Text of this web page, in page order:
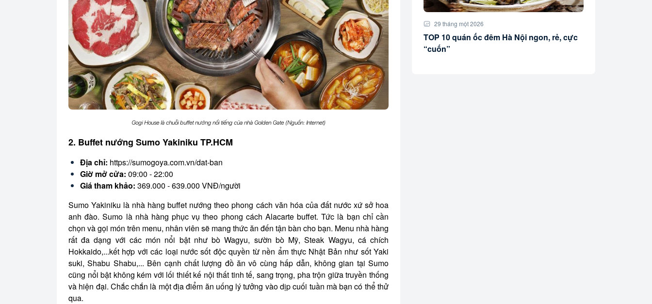
Gogi House là chuỗi buffet nướng nổi tiếng của nhà Golden Gate (Nguồn: Internet)
2. Buffet nướng Sumo Yakiniku TP.HCM
Địa chỉ: https://sumogoya.com.vn/dat-ban
Giờ mở cửa: 09:00 - 22:00
Giá tham khảo: 369.000 - 639.000 VNĐ/người
Sumo Yakiniku là nhà hàng buffet nướng theo phong cách văn hóa của đất nước xứ sở hoa
anh đào. Sumo là nhà hàng phục vụ theo phong cách Alacarte buffet. Tức là bạn chỉ cần
chọn và gọi món trên menu, nhân viên sẽ mang thức ăn đến tận bàn cho bạn. Menu nhà hàng
rất đa dạng với các món nổi bật như bò Wagyu, sườn bò Mỹ, Steak Wagyu, cá chích
Hokkaido,...kết hợp với các loại nước sốt độc quyền từ nền ẩm thực Nhật Bản như sốt Yaki
suki, Shabu Shabu,... Bên cạnh chất lượng đồ ăn vô cùng hấp dẫn, không gian tại Sumo
cũng nổi bật không kém với lối thiết kế nội thất tinh tế, sang trọng, pha trộn giữa truyền thống
và hiện đại. Chắc chắn là một địa điểm ăn uống lý tưởng vào dịp cuối tuần mà bạn có thể thử
qua.
29 tháng một 2026
TOP 10 quán ốc đêm Hà Nội ngon, rẻ, cực
“cuốn”